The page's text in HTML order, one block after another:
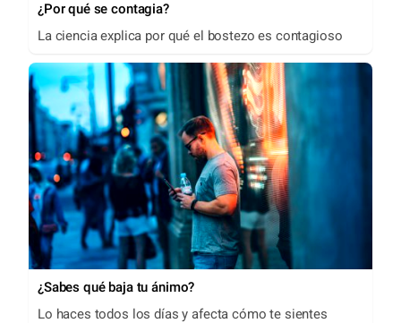
¿Por qué se contagia?
La ciencia explica por qué el bostezo es contagioso
¿Sabes qué baja tu ánimo?
Lo haces todos los días y afecta cómo te sientes